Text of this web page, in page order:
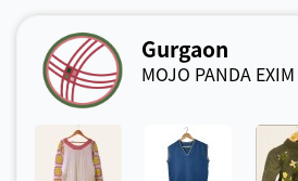
Gurgaon
MOJO PANDA